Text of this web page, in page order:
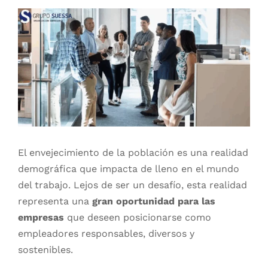
Latam
El envejecimiento de la población es una realidad
demográfica que impacta de lleno en el mundo
del trabajo. Lejos de ser un desafío, esta realidad
representa una gran oportunidad para las
empresas que deseen posicionarse como
empleadores responsables, diversos y
sostenibles.